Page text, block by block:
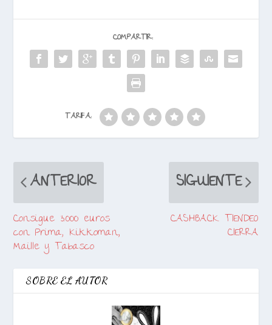
COMPARTIR:
TARIFA:
ANTERIOR
Consigue 3.000 euros
con Prima, Kikkoman,
Maille y Tabasco
SIGUIENTE
CASHBACK TIENDEO
CIERRA
SOBRE EL AUTOR